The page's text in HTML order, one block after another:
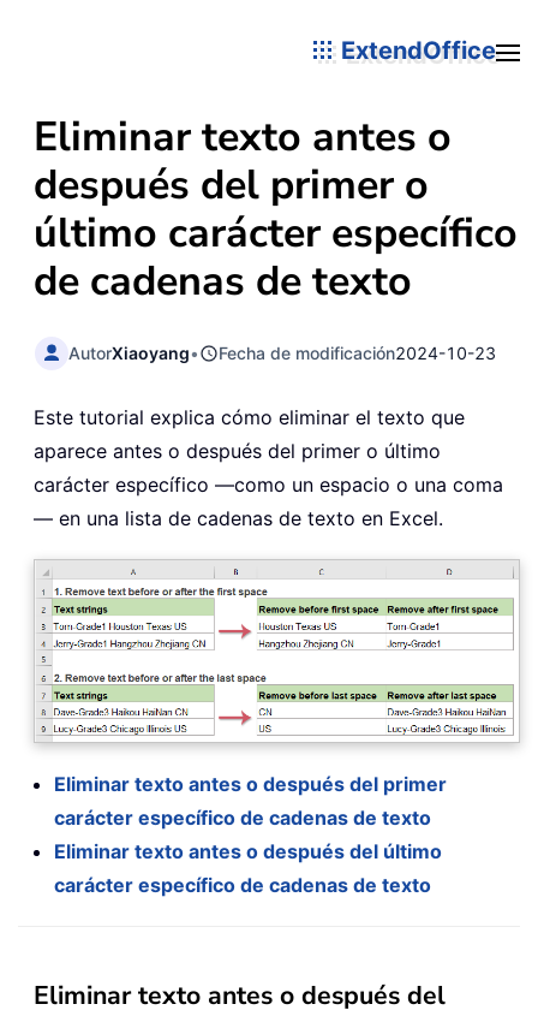
ExtendOffice
Eliminar texto antes o
después del primer o
último carácter específico
de cadenas de texto
AutorXiaoyang• Fecha de modificación2024-10-23
Este tutorial explica cómo eliminar el texto que
aparece antes o después del primer o último
carácter específico —como un espacio o una coma
— en una lista de cadenas de texto en Excel.
Eliminar texto antes o después del primer
carácter específico de cadenas de texto
Eliminar texto antes o después del último
carácter específico de cadenas de texto
Eliminar texto antes o después del